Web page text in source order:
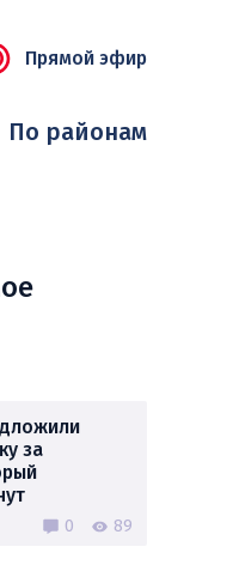
Прямой эфир
По районам
за
0 89